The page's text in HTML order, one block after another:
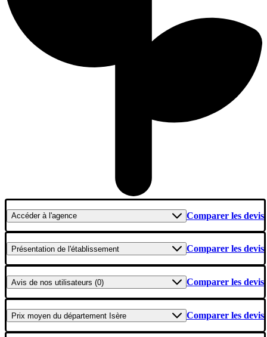
Accéderà l'agence Comparer les devis
Présentation de l'établissement Comparer les devis
Avis de nos utilisateurs (0) Comparer les devis
Prix moyen du département Isère Comparer les devis